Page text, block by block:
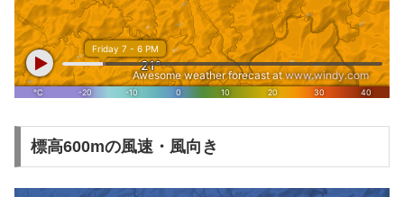
標高600mの風速・風向き